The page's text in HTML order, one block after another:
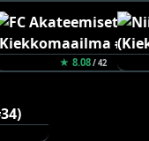
★ 8.08/ 42